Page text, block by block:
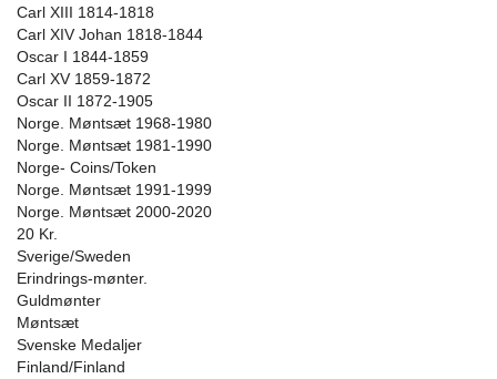
Carl XIII 1814-1818
Carl XIV Johan 1818-1844
Oscar I 1844-1859
Carl XV 1859-1872
Oscar II 1872-1905
Norge. Møntsæt 1968-1980
Norge. Møntsæt 1981-1990
Norge- Coins/Token
Norge. Møntsæt 1991-1999
Norge. Møntsæt 2000-2020
20 Kr.
Sverige/Sweden
Erindrings-mønter.
Guldmønter
Møntsæt
Svenske Medaljer
Finland/Finland